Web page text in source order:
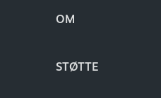
OM
STØTTE